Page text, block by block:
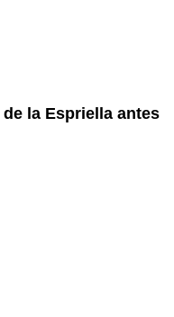
la Espriella antes